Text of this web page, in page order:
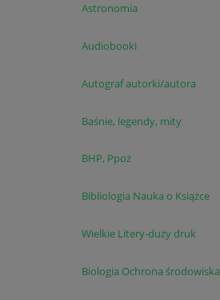
Astronomia
Audiobooki
Autograf autorki/autora
Baśnie, legendy, mity
BHP, Ppoż
Bibliologia Nauka o Książce
Wielkie Litery-duży druk
Biologia Ochrona środowiska